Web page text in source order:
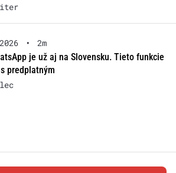
•
2m
je už aj na Slovensku. Tieto funkcie
predplatným